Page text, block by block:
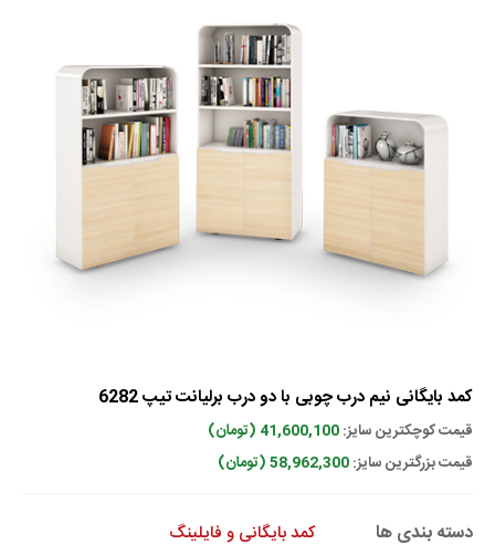
کمد بایگانی نیم درب چوبی با دو درب برلیانت تیپ 6282
قیمت کوچکترین سایز:41,600,100 (تومان)
قیمت بزرگترین سایز:58,962,300 (تومان)
دسته بندی ها کمد بایگانی و فایلینگ